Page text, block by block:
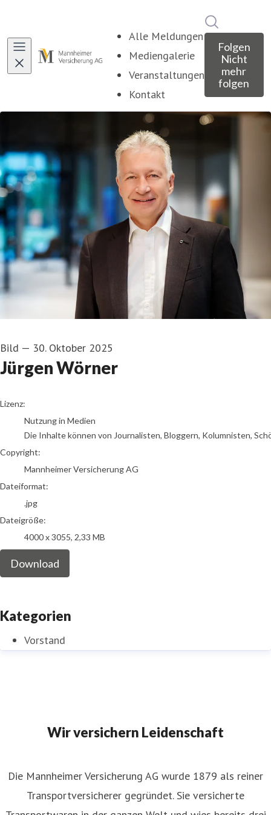
Alle Meldungen
Mediengalerie
Veranstaltungen
Kontakt
Folgen
Nicht
mehr
folgen
Bild — 30. Oktober 2025
Jürgen Wörner
go to media item
Lizenz:
Nutzung in Medien
Die Inhalte können von Journalisten, Bloggern, Kolumnisten,
Copyright:
Mannheimer Versicherung AG
Dateiformat:
.jpg
Dateigröße:
4000 x 3055, 2,33 MB
Download
Kategorien
Vorstand
Wir versichern Leidenschaft
Die Mannheimer Versicherung AG wurde 1879 als reiner
Transportversicherer gegründet. Sie versicherte